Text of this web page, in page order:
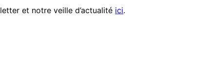
et notre veille d’actualité ici.